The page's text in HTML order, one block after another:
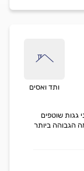
ותד ואסים
גגות שוטפים
הגבוהה ביותר